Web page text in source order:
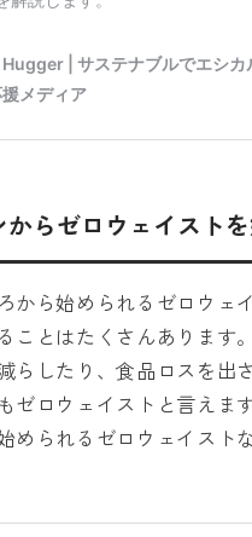
からゼロウェイストを
から始められるゼロウェ
ことはたくさんあります
らしたり、食品ロスを出
ゼロウェイストと言えま
められるゼロウェイスト